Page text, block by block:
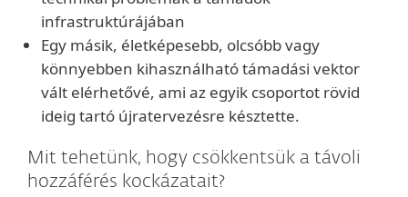
infrastruktúrájában
Egy másik, életképesebb, olcsóbb vagy
könnyebben kihasználható támadási vektor
vált elérhetővé, ami az egyik csoportot rövid
ideig tartó újratervezésre késztette.
Mit tehetünk, hogy csökkentsük a távoli
hozzáférés kockázatait?